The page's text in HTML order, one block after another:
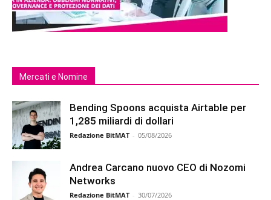
Mercati e Nomine
Bending Spoons acquista Airtable per
1,285 miliardi di dollari
Redazione BitMAT - 05/08/2026
Andrea Carcano nuovo CEO di Nozomi
Networks
Redazione BitMAT - 30/07/2026